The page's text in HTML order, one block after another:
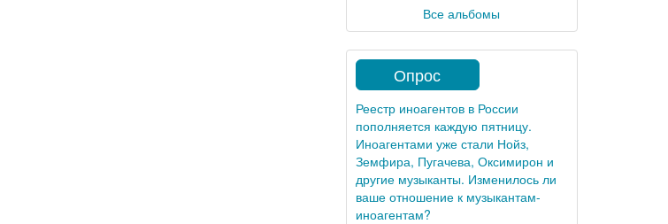
Все альбомы
Опрос
Реестр иноагентов в России
пополняется каждую пятницу.
Иноагентами уже стали Нойз,
Земфира, Пугачева, Оксимирон и
другие музыканты. Изменилось ли
ваше отношение к музыкантам-
иноагентам?